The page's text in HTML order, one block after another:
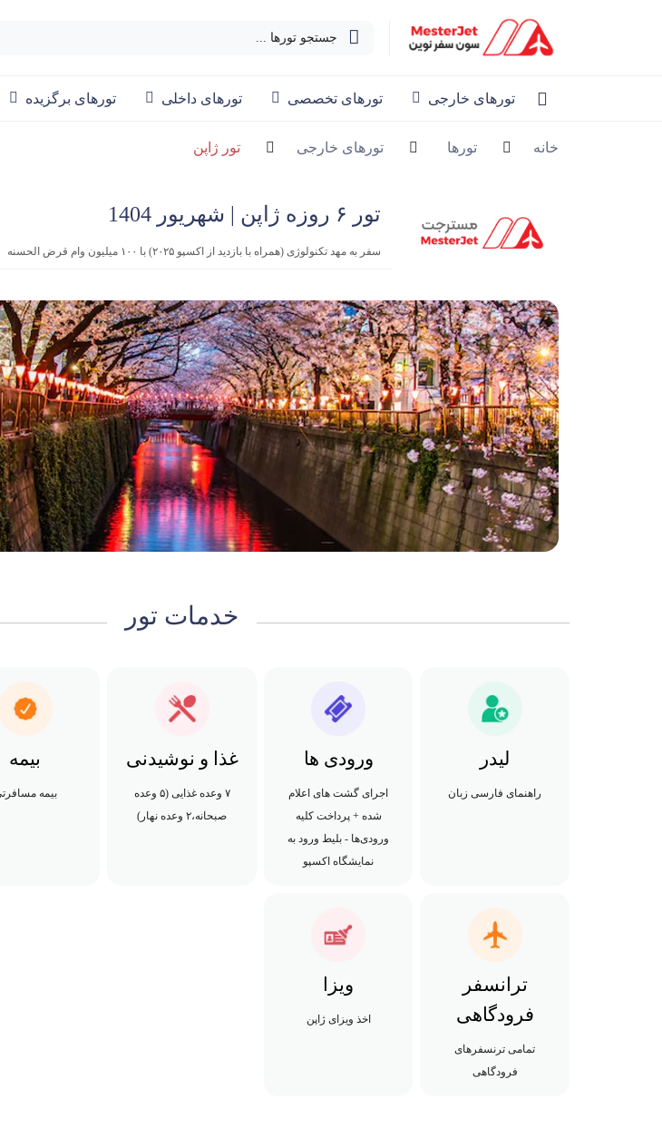
جستجو تورها ...
تورهای خارجی تورهای تخصصی تورهای داخلی تورهای برگزیده
خانه تورها تورهای خارجی تور ژاپن
تور ۶ روزه ژاپن | شهریور 1404
سفر به مهد تکنولوژی (همراه با بازدید از اکسپو ۲۰۲۵) با ۱۰۰ میلیون وام قرض الحسنه
خدمات تور
لیدر
راهنمای فارسی زبان
ورودی ها
اجرای گشت های اعلام
شده + پرداخت کلیه
ورودی‌ها - بلیط ورود به
نمایشگاه اکسپو
غذا و نوشیدنی
۷ وعده غذایی (۵ وعده
صبحانه،۲ وعده نهار)
بیمه
بیمه
ترانسفر
فرودگاهی
تمامی ترنسفرهای
فرودگاهی
ویزا
اخذ ویزای ژاپن